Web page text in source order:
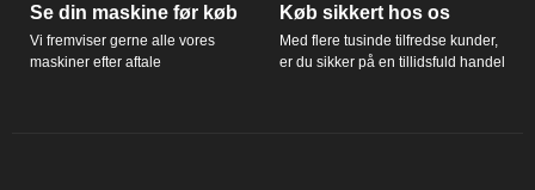
Se din maskine før køb
Vi fremviser gerne alle vores
maskiner efter aftale
Køb sikkert hos os
Med flere tusinde tilfredse kunder,
er du sikker på en tillidsfuld handel